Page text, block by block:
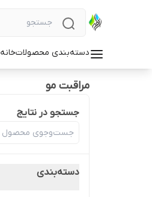
دسته‌بندی محصولاتخانه
مراقبت مو
جستجو در نتایج
دسته‌بندی